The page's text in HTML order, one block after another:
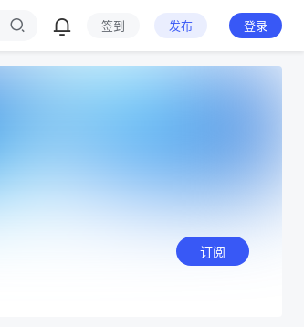
签到 发布 登录
订阅